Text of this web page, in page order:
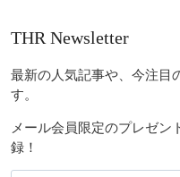
THR Newsletter
最新の人気記事や、今注目
す。
メール会員限定のプレゼ
録！